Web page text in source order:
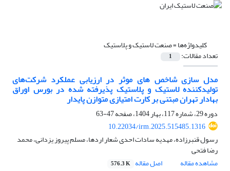
کلیدواژه‌ها =صنعت لاستیک و پلاستیک
تعداد مقالات: 1
مدل سازی شاخص های موثر در ارزیابی عملکرد شرکت‌های
تولیدکننده لاستیک و پلاستیک پذیرفته ‌شده در بورس اوراق
بهادار تهران مبتنی بر کارت امتیازی متوازن پایدار
دوره 29، شماره 117، بهار 1404، صفحه
47-63
10.22034/irm.2025.515485.1316
رسول قنبرزاده، مهدیه سادات احدی شعار اردها، مسلم پیروز یزدانی، محمد
رضا فتحی
مشاهده مقاله
اصل مقاله 576.3 K